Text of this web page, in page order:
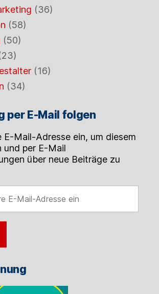
(36)
(58)
(50)
(16)
(34)
per E-Mail folgen
E-Mail-Adresse ein, um diesem
und per E-Mail
über neue Beiträge zu